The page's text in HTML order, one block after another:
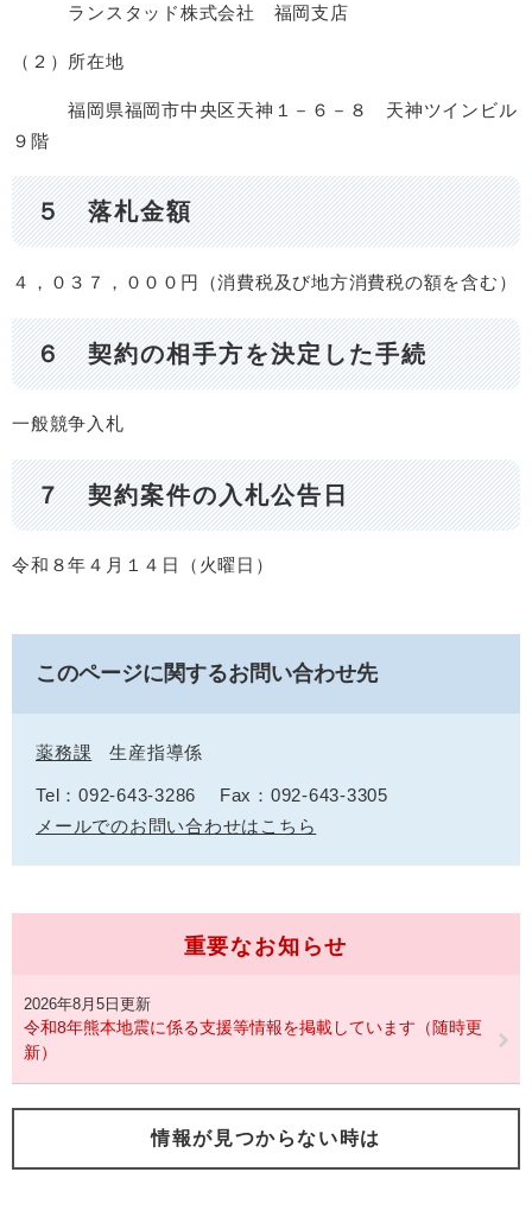
ランスタッド株式会社 福岡支店
（２）所在地
福岡県福岡市中央区天神１－６－８ 天神ツインビル
９階
５ 落札金額
４，０３７，０００円（消費税及び地方消費税の額を含む）
６ 契約の相手方を決定した手続
一般競争入札
７ 契約案件の入札公告日
令和８年４月１４日（火曜日）
このページに関するお問い合わせ先
薬務課 生産指導係
Tel：092-643-3286
Fax：092-643-3305
メールでのお問い合わせはこちら
重要なお知らせ
2026年8月5日更新
令和8年熊本地震に係る支援等情報を掲載しています（随時更
新）
情報が見つからない時は